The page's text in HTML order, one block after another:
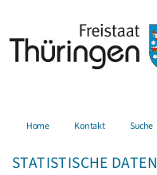
Home Kontakt Suche
STATISTISCHE DATEN